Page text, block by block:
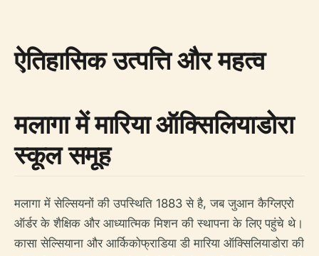
ऐतिहासिक उत्पत्ति और महत्व
मलागा में मारिया ऑक्सिलियाडोरा
स्कूल समूह
मलागा में सेल्सियनों की उपस्थिति 1883 से है, जब जुआन कैग्लिएरो
ऑर्डर के शैक्षिक और आध्यात्मिक मिशन की स्थापना के लिए पहुंचे थे।
कासा सेल्सियाना और आर्किकोफ्राडिया डी मारिया ऑक्सिलियाडोरा की